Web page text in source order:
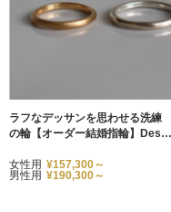
ラフなデッサンを思わせる洗練
の輪【オーダー結婚指輪】Dessi
女性用 ¥157,300～
男性用 ¥190,300～